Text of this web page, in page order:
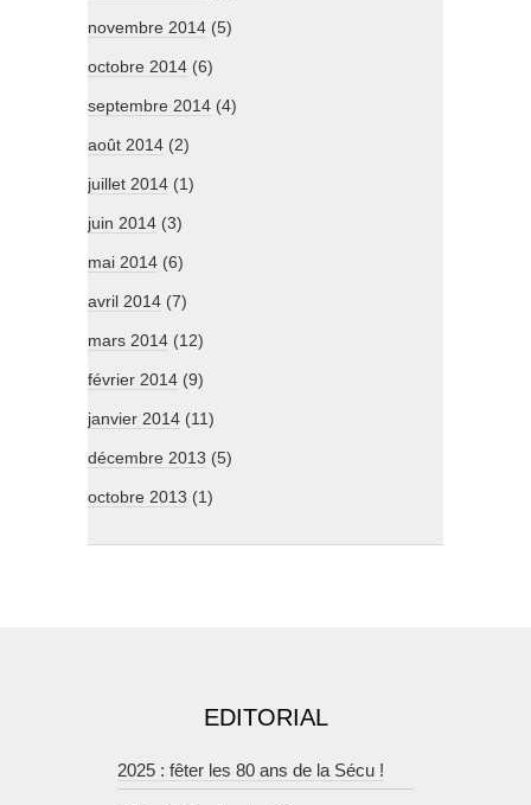
novembre 2014 (5)
octobre 2014 (6)
septembre 2014 (4)
août 2014 (2)
juillet 2014 (1)
juin 2014 (3)
mai 2014 (6)
avril 2014 (7)
mars 2014 (12)
février 2014 (9)
janvier 2014 (11)
décembre 2013 (5)
octobre 2013 (1)
EDITORIAL
2025 : fêter les 80 ans de la Sécu !